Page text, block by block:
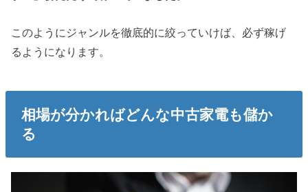
このようにジャンルを徹底的に絞っていけば、必ず稼げ
るようになります。
相場が分かればどんな中古家電も儲か
る